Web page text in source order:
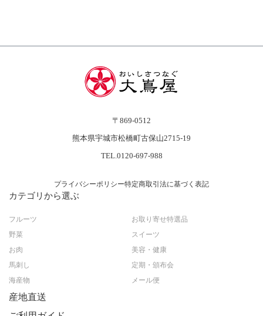
〒869-0512
熊本県宇城市松橋町古保山2715-19
TEL.0120-697-988
プライバシーポリシー特定商取引法に基づく表記
カテゴリから選ぶ
フルーツ
野菜
お肉
馬刺し
海産物
お取り寄せ特選品
スイーツ
美容・健康
定期・頒布会
メール便
産地直送